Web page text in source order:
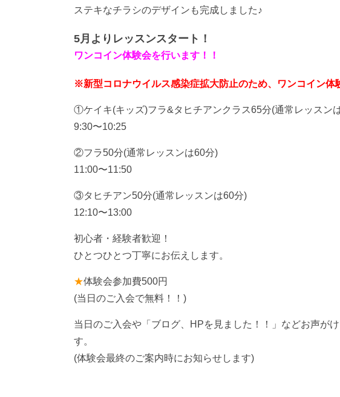
ステキなチラシのデザインも完成しました♪
5月よりレッスンスタート！
ワンコイン体験会を行います！！
※新型コロナウイルス感染症拡大防止のため、ワンコイン体
①ケイキ(キッズ)フラ&タヒチアンクラス65分(通常レッスン
9:30〜10:25
②フラ50分(通常レッスンは60分)
11:00〜11:50
③タヒチアン50分(通常レッスンは60分)
12:10〜13:00
初心者・経験者歓迎！
ひとつひとつ丁寧にお伝えします。
★体験会参加費500円
(当日のご入会で無料！！)
当日のご入会や「ブログ、HPを見ました！！」などお声が
す。
(体験会最終のご案内時にお知らせします)